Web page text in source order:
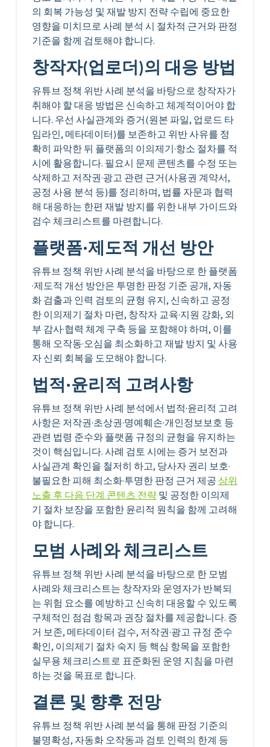
의 회복 가능성 및 재발 방지 전략 수립에 중요한
영향을 미치므로 사례 분석 시 절차적 근거와 판정
기준을 함께 검토해야 합니다.
창작자(업로더)의 대응 방법
유튜브 정책 위반 사례 분석을 바탕으로 창작자가
취해야 할 대응 방법은 신속하고 체계적이어야 합
니다. 우선 사실관계와 증거(원본 파일, 업로드 타
임라인, 메타데이터)를 보존하고 위반 사유를 정
확히 파악한 뒤 플랫폼의 이의제기·항소 절차를 적
시에 활용합니다. 필요시 문제 콘텐츠를 수정 또는
삭제하고 저작권·광고 관련 근거(사용권 계약서,
공정 사용 분석 등)를 정리하며, 법률 자문과 협력
해 대응하는 한편 재발 방지를 위한 내부 가이드와
검수 체크리스트를 마련합니다.
플랫폼·제도적 개선 방안
유튜브 정책 위반 사례 분석을 바탕으로 한 플랫폼
·제도적 개선 방안은 투명한 판정 기준 공개, 자동
화 검출과 인력 검토의 균형 유지, 신속하고 공정
한 이의제기 절차 마련, 창작자 교육·지원 강화, 외
부 감사·협력 체계 구축 등을 포함해야 하며, 이를
통해 오작동·오심을 최소화하고 재발 방지 및 사용
자 신뢰 회복을 도모해야 합니다.
법적·윤리적 고려사항
유튜브 정책 위반 사례 분석에서 법적·윤리적 고려
사항은 저작권·초상권·명예훼손·개인정보보호 등
관련 법령 준수와 플랫폼 규정의 균형을 유지하는
것이 핵심입니다. 사례 검토 시에는 증거 보전과
사실관계 확인을 철저히 하고, 당사자 권리 보호·
불필요한 피해 최소화·투명한 판정 근거 제공 상위
노출 후 다음 단계 콘텐츠 전략 및 공정한 이의제
기 절차 보장을 포함한 윤리적 원칙을 함께 고려해
야 합니다.
모범 사례와 체크리스트
유튜브 정책 위반 사례 분석을 바탕으로 한 모범
사례와 체크리스트는 창작자와 운영자가 반복되
는 위험 요소를 예방하고 신속히 대응할 수 있도록
구체적인 점검 항목과 권장 절차를 제공합니다. 증
거 보존, 메타데이터 검수, 저작권·광고 규정 준수
확인, 이의제기 절차 숙지 등 핵심 항목을 포함한
실무용 체크리스트로 표준화된 운영 지침을 마련
하는 것을 목표로 합니다.
결론 및 향후 전망
유튜브 정책 위반 사례 분석을 통해 판정 기준의
불명확성, 자동화 오작동과 검토 인력의 한계 등